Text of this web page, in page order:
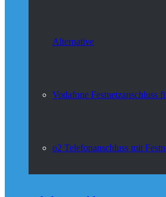
Alternative
Vodafone Festnetzanschluss
o2 Telefonanschluss mit